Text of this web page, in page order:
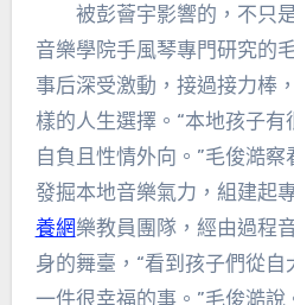
被彭薈宇影響的，不只
音樂學院手風琴專門研究的
事后深受激動，接過接力棒
樣的人生選擇。“本地孩子
自負且性情外向。”毛俊澔
發掘本地音樂氣力，組建起
養網樂教員團隊，經由過程
身的舞臺，“看到孩子們從
一件很幸福的事。”毛俊澔說